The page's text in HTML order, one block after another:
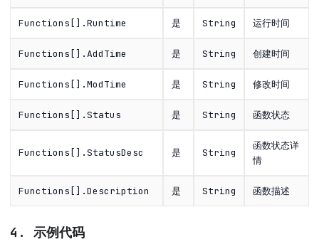
Functions[].Runtime 是 String 运行时间
Functions[].AddTime 是 String 创建时间
Functions[].ModTime 是 String 修改时间
Functions[].Status 是 String 函数状态
Functions[].StatusDesc 是 String
函数状态详
情
Functions[].Description 是 String 函数描述
4. 示例代码